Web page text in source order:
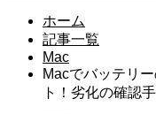
ホーム
記事一覧
Mac
Macでバッテリ
ト！劣化の確認